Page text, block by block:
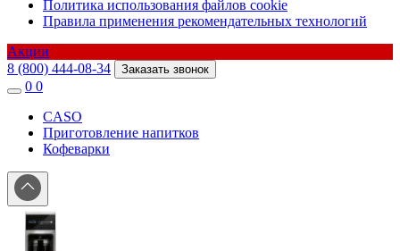
Политика использования файлов cookie
Правила применения рекомендательных технологий
Акции
8 (800) 444-08-34
Заказать звонок
0 0
CASO
Приготовление напитков
Кофеварки